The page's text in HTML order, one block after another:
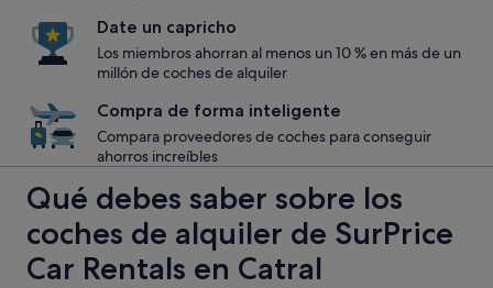
Date un capricho
Los miembros ahorran al menos un 10 % en más de un
millón de coches de alquiler
Compra de forma inteligente
Compara proveedores de coches para conseguir
ahorros increíbles
Qué debes saber sobre los
coches de alquiler de SurPrice
Car Rentals en Catral